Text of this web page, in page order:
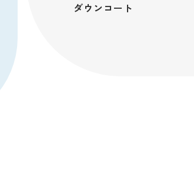
ダウンコート